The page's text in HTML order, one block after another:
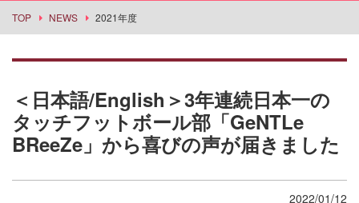
TOP NEWS 2021年度
＜日本語/English＞3年連続日本一の
タッチフットボール部「GeNTLe
BReeZe」から喜びの声が届きました
2022/01/12